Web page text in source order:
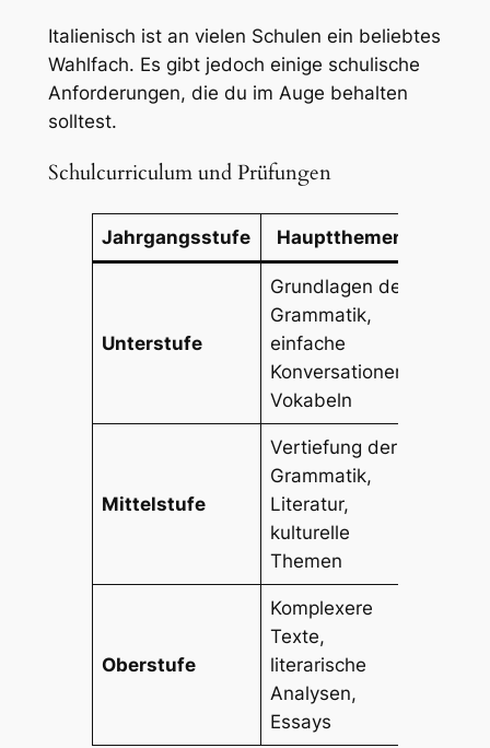
Italienisch ist an vielen Schulen ein beliebtes
Wahlfach. Es gibt jedoch einige schulische
Anforderungen, die du im Auge behalten
solltest.
Schulcurriculum und Prüfungen
Jahrgangsstufe Hauptthemen
Unterstufe
Grundlagen der
Grammatik,
einfache
Konversationen,
Vokabeln
Mittelstufe
Vertiefung der
Grammatik,
Literatur,
kulturelle
Themen
Oberstufe
Komplexere
Texte,
literarische
Analysen,
Essays